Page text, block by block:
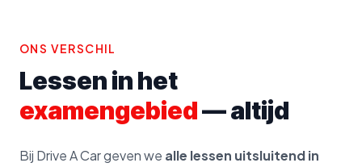
ONS VERSCHIL
Lessen in het
examengebied— altijd
Bij Drive A Car geven we alle lessen uitsluitend in